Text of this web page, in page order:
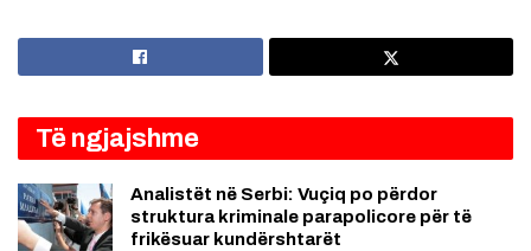
Të ngjajshme
Analistët në Serbi: Vuçiq po përdor
struktura kriminale parapolicore për të
frikësuar kundërshtarët